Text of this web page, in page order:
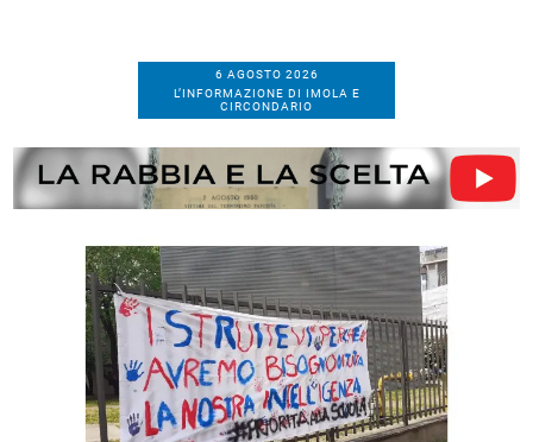
6 AGOSTO 2026
L’INFORMAZIONE DI IMOLA E
CIRCONDARIO